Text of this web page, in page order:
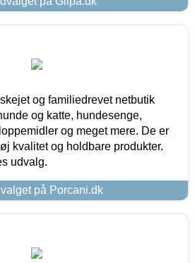
og familiedrevet netbutik
og katte, hundesenge,
og meget mere. De er
kvalitet og holdbare produkter.
udvalg.
på Porcani.dk